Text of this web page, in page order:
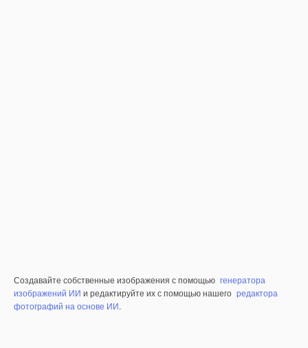
Создавайте собственные изображения с помощью генератора
изображений ИИ и редактируйте их с помощью нашего редактора
фотографий на основе ИИ.